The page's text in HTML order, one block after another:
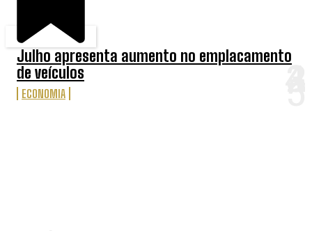
Julho apresenta aumento no emplacamento
de veículos
ECONOMIA